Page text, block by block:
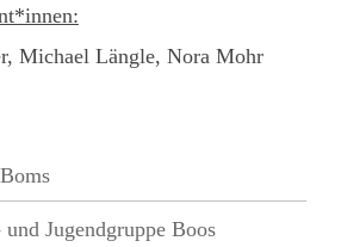
Michael Längle, Nora Mohr
Jugendgruppe Boos